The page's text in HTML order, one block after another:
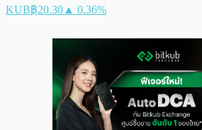
KUB฿20.30 ▲ 0.36%